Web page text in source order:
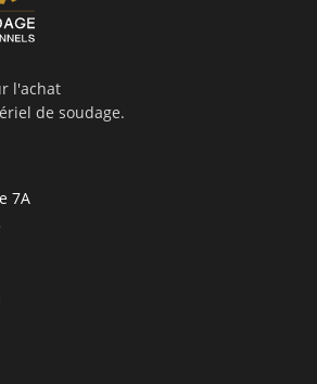
l'achat
de soudage.
7A